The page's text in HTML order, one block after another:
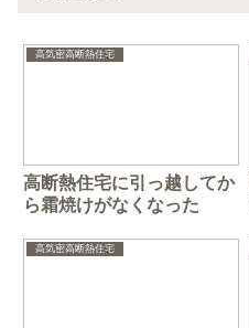
高気密高断熱住宅
高断熱住宅に引っ越してか
ら霜焼けがなくなった
高気密高断熱住宅